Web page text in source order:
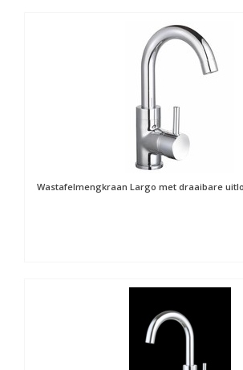
Wastafelmengkraan Largo met draaibare